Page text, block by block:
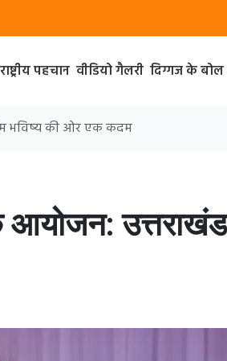
राष्ट्रीय पहचान वीडियो गैलरी दिग्गज के बोल
भविष्य की ओर एक कदम
आयोजन: